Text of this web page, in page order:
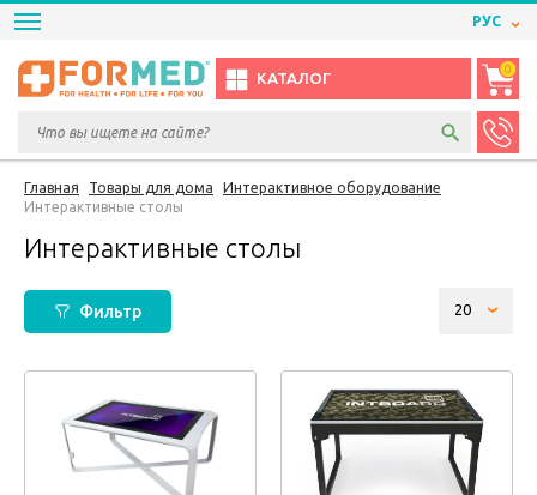
РУС
КАТАЛОГ
0
Главная Товары для дома
Интерактивное оборудование
Интерактивные столы
Интерактивные столы
Фильтр